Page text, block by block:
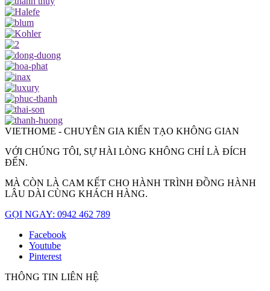
VIETHOME - CHUYÊN GIA KIẾN TẠO KHÔNG GIAN
VỚI CHÚNG TÔI, SỰ HÀI LÒNG KHÔNG CHỈ LÀ ĐÍCH
ĐẾN.
MÀ CÒN LÀ CAM KẾT CHO HÀNH TRÌNH ĐỒNG HÀNH
LÂU DÀI CÙNG KHÁCH HÀNG.
GỌI NGAY: 0942 462 789
Facebook
Youtube
Pinterest
THÔNG TIN LIÊN HỆ